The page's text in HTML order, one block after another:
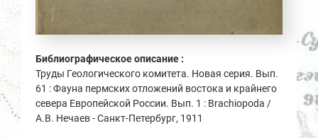
Библиографическое описание :
Труды Геологического комитета. Новая серия. Вып.
61 : Фауна пермских отложений востока и крайнего
севера Европейской России. Вып. 1 : Brachiopoda /
А.В. Нечаев - Санкт-Петербург, 1911